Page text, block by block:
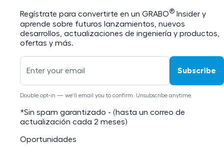
Regístrate para convertirte en un GRABO® Insider y
aprende sobre futuros lanzamientos, nuevos
desarrollos, actualizaciones de ingeniería y productos,
ofertas y más.
Subscribe
Double opt-in — we'll email you to confirm. Unsubscribe anytime.
*Sin spam garantizado - (hasta un correo de
actualización cada 2 meses)
Oportunidades